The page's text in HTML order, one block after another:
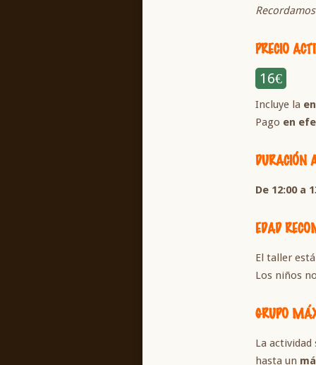
PRECIO
16€
Incluye la
Pago en
DURACIÓN
De 12:00 a
EDAD
El taller
Los niños
GRUPO
La
hasta un